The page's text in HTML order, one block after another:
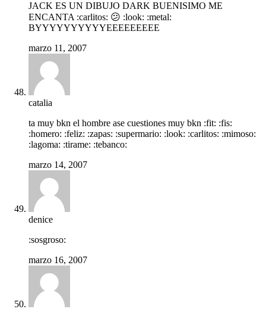
JACK ES UN DIBUJO DARK BUENISIMO ME
ENCANTA :carlitos: 😕 :look: :metal:
BYYYYYYYYYYEEEEEEEEE
marzo 11, 2007
catalia
ta muy bkn el hombre ase cuestiones muy bkn :fit: :fis:
:homero: :feliz: :zapas: :supermario: :look: :carlitos: :mimoso:
:lagoma: :tirame: :tebanco:
marzo 14, 2007
denice
:sosgroso:
marzo 16, 2007